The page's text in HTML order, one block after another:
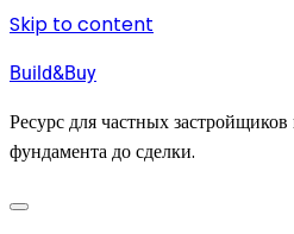
Skip to content
Build&Buy
Ресурс для частных
фундамента до сделки.